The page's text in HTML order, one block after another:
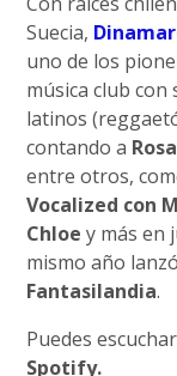
Suecia,
uno de los
música club con
latinos
contando a
entre otros,
Vocalized con
Chloe y más en
mismo año
Fantasilandia.
Puedes escuchar
Spotify.